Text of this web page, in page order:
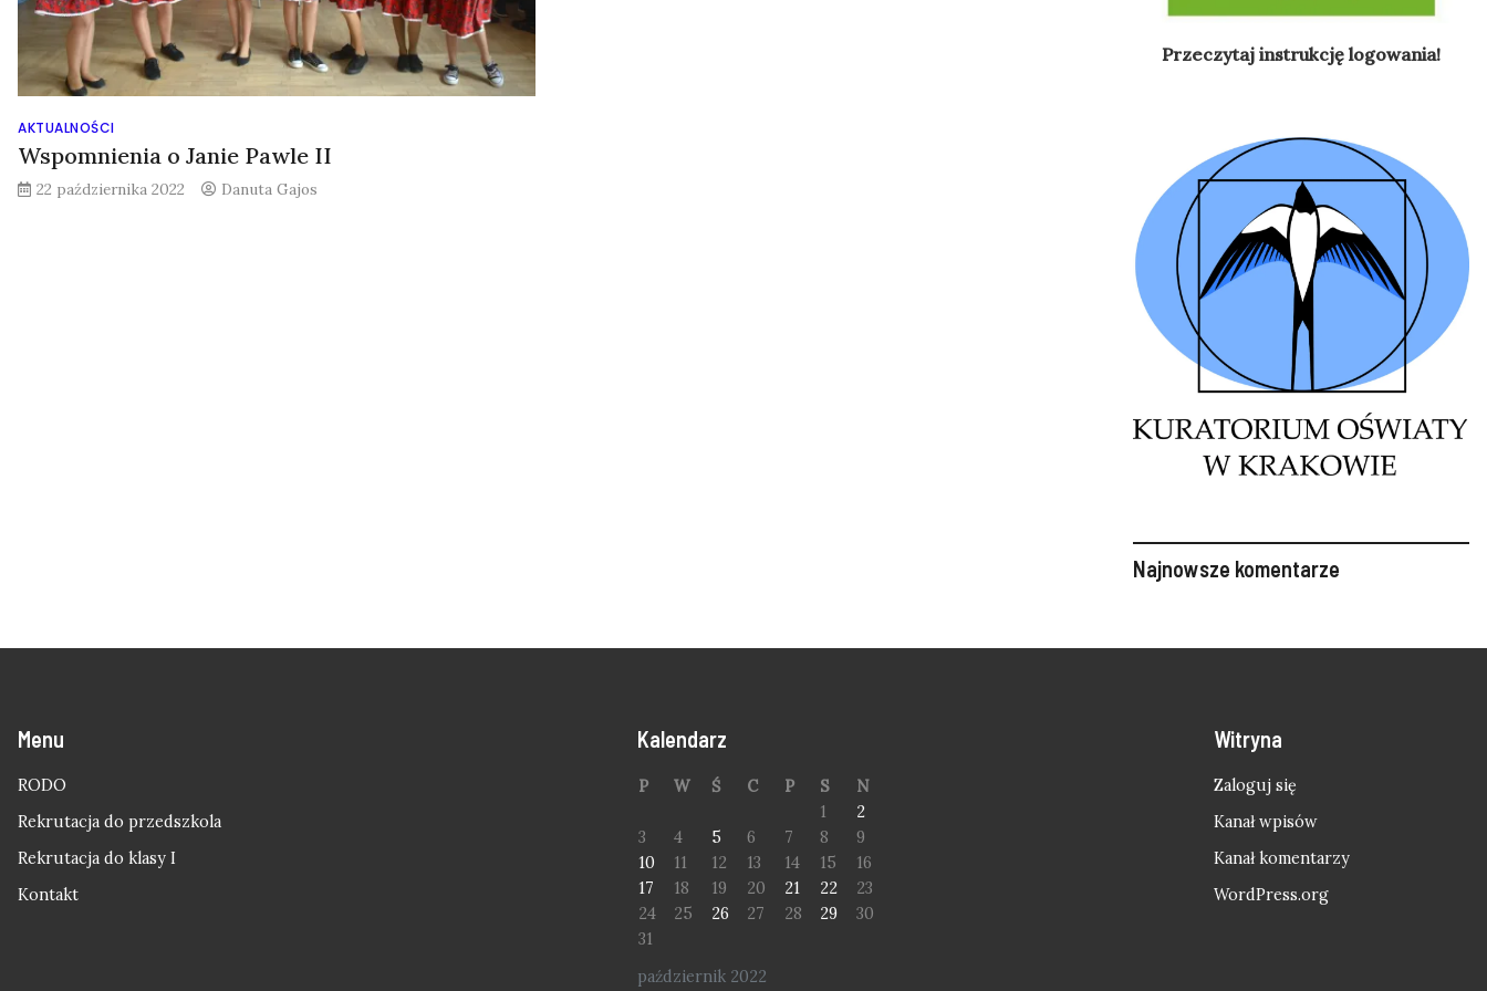
AKTUALNOŚCI
Wspomnienia o Janie Pawle II
22 października 2022 Danuta Gajos
Przeczytaj instrukcję logowania!
Najnowsze komentarze
Menu
RODO
Rekrutacja do przedszkola
Rekrutacja do klasy I
Kontakt
Kalendarz
październik 2022
P W Ś C P S
N
1
2
3
4 5 6 7 8
9
10
11 12 13 14 15
16
17
18 19 20 21 22
23
24
25 26 27 28 29
30
31
Witryna
Zaloguj się
Kanał wpisów
Kanał komentarzy
WordPress.org